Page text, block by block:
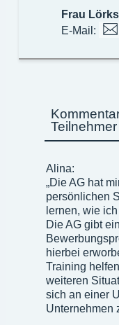
Frau Lörks
E-Mail:
Alina:
„Die AG hat
persönlichen
lernen, wie
Die AG gibt
hierbei
Training
weiteren
sich an einer
Unternehmen